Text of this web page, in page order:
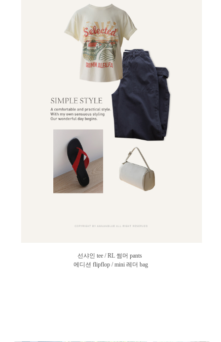
선샤인 tee / RL 썸머 pants
에디션 flipflop / mini 레더 bag